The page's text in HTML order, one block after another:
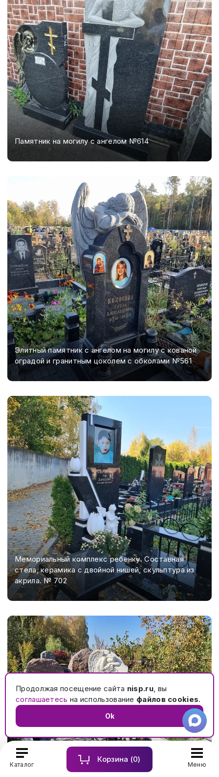
Каталог
Корзина (0)
Меню
Памятник на могилу с ангелом №614
Элитный памятник с ангелом на могилу с кованой
оградой и гранитным цоколем с обколами №561
Мемориальный комплекс ребенку. Составная
стела, керамика с двойной нишей, скульптура из
акрила. № 702
Продолжая посещение сайта nisp.ru, вы
соглашаетесь на использование файлов cookies.
Ok